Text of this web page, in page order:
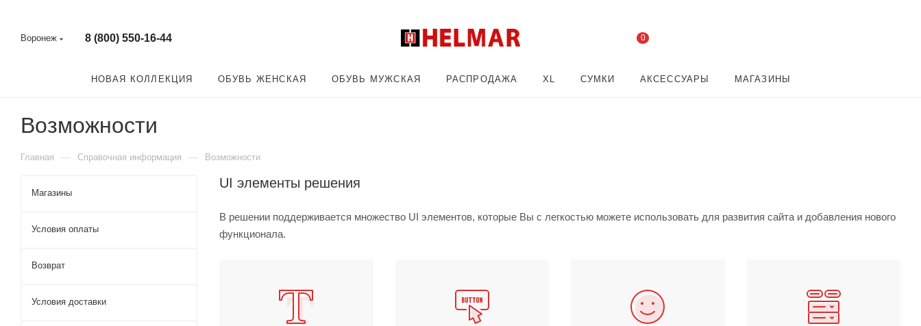
Воронеж 8 (800) 550-16-44 0
НОВАЯ КОЛЛЕКЦИЯ ОБУВЬ ЖЕНСКАЯ ОБУВЬ МУЖСКАЯ РАСПРОДАЖА XL СУМКИ АКСЕССУАРЫ МАГАЗИНЫ
Возможности
Главная — Справочная информация — Возможности
UI элементы решения
В решении поддерживается множество UI элементов, которые Вы с легкостью можете использовать для развития сайта и добавления нового
функционала.
Магазины
Условия оплаты
Возврат
Условия доставки